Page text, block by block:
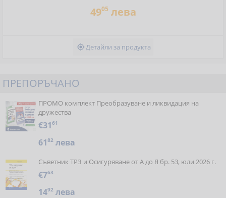
4905 лева
Детайли за продукта
ПРЕПОРЪЧАНО
ПРОМО комплект Преобразуване и ликвидация на
дружества
€3161
6182 лева
Съветник ТРЗ и Осигуряване от А до Я бр. 53, юли 2026 г.
€763
1492 лева